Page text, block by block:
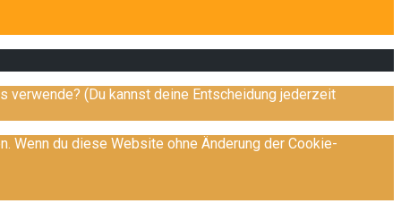
(Du kannst deine Entscheidung jederzeit
du diese Website ohne Änderung der Cookie-